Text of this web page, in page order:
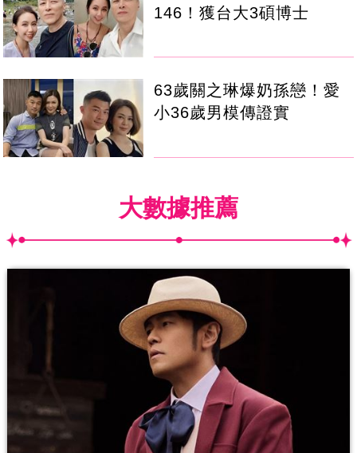
146！獲台大3碩博士
63歲關之琳爆奶孫戀！愛
小36歲男模傳證實
大數據推薦